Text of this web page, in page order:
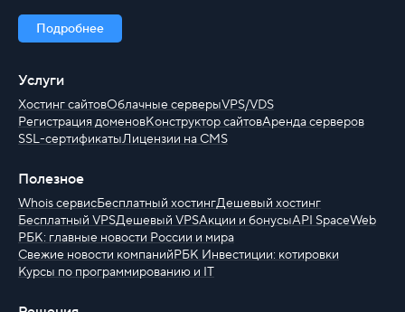
С автоустановкой и
защитой поддомена.
Домены .online по
125 ₽
Универсальная зона для
любых сайтов.
Подробнее
Услуги
Хостинг сайтовОблачные серверыVPS/VDS
Регистрация доменовКонструктор сайтовАренда серверов
SSL-сертификатыЛицензии на CMS
Полезное
Whois сервисБесплатный хостингДешевый хостинг
Бесплатный VPSДешевый VPSАкции и бонусыAPI SpaceWeb
РБК: главные новости России и мира
Свежие новости компанийРБК Инвестиции: котировки
Курсы по программированию и IT